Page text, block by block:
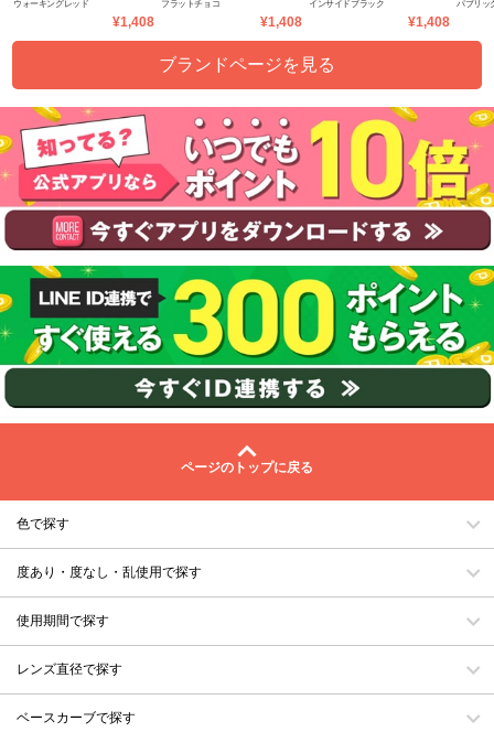
ウォーキングレッド
¥1,408
フラットチョコ
¥1,408
インサイドブラック
¥1,408
パブリッ
ブランドページを見る
ページのトップに戻る
色で探す
度あり・度なし・乱使用で探す
使用期間で探す
レンズ直径で探す
ベースカーブで探す